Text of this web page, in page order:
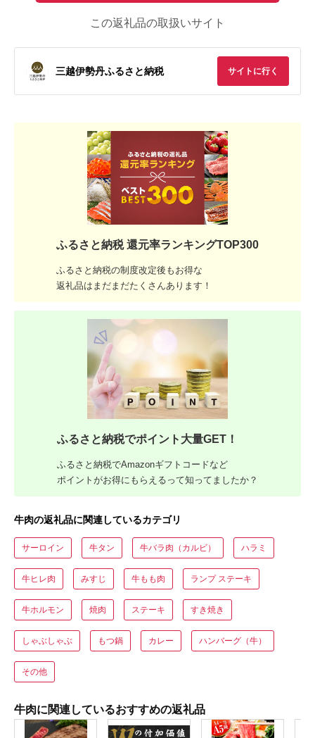
この返礼品の取扱いサイト
三越伊勢丹ふるさと納税 サイトに行く
ふるさと納税 還元率ランキングTOP300
ふるさと納税の制度改定後もお得な
返礼品はまだまだたくさんあります！
ふるさと納税でポイント大量GET！
ふるさと納税でAmazonギフトコードなど
ポイントがお得にもらえるって知ってましたか？
牛肉の返礼品に関連しているカテゴリ
サーロイン 牛タン 牛バラ肉（カルビ） ハラミ
牛ヒレ肉 みすじ 牛もも肉 ランプ ステーキ
牛ホルモン 焼肉 ステーキ すき焼き
しゃぶしゃぶ もつ鍋 カレー ハンバーグ（牛）
その他
牛肉に関連しているおすすめの返礼品